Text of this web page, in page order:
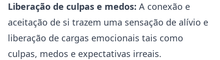
Liberação de culpas e medos: A conexão e
aceitação de si trazem uma sensação de alívio e
liberação de cargas emocionais tais como
culpas, medos e expectativas irreais.